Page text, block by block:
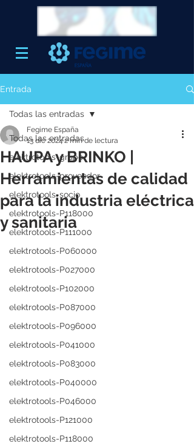
Entrada
Todas las entradas
elektrotools-grupo
elektrotools-proveedor
elektrotools-socio
elektrotools-P118000
elektrotools-P111000
elektrotools-P060000
elektrotools-P027000
elektrotools-P102000
elektrotools-P087000
elektrotools-P096000
elektrotools-P041000
elektrotools-P083000
elektrotools-P040000
elektrotools-P046000
elektrotools-P121000
elektrotools-P118000
Todas las entradas
HAUPA y BRINKO |
Herramientas de calidad
para la industria eléctrica
y sanitaria
Fegime España
13 dic 20242 min de lectura